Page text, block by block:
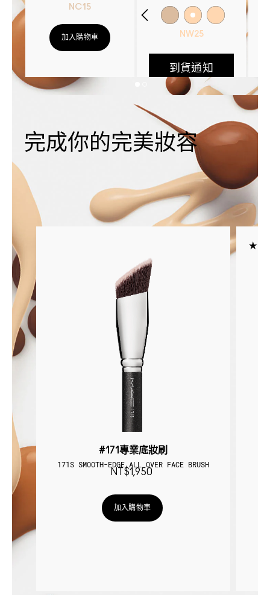
NC15
加入購物車 NW25
到貨通知
完成你的完美妝容
#171專業底妝刷
171S SMOOTH-EDGE ALL OVER FACE BRUSH
NT$1,950
加入購物車